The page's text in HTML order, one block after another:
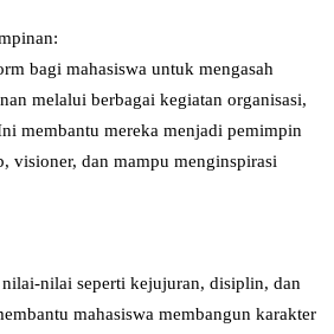
bagi mahasiswa untuk mengasah
melalui berbagai kegiatan organisasi,
membantu mereka menjadi pemimpin
visioner, dan mampu menginspirasi
nilai seperti kejujuran, disiplin, dan
mahasiswa membangun karakter